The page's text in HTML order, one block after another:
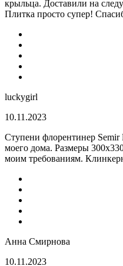
крыльца. Доставили на
Плитка просто супер!
luckygirl
10.11.2023
Ступени флорентинер
моего дома. Размеры
моим требованиям.
Анна Смирнова
10.11.2023